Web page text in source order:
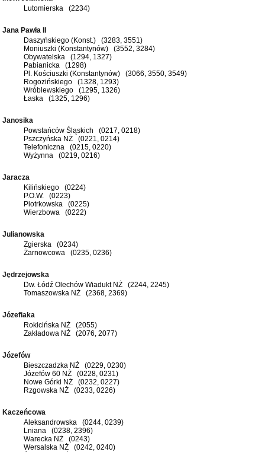
Lutomierska (2234)
Jana Pawła II
Daszyńskiego (Konst.) (3283, 3551)
Moniuszki (Konstantynów) (3552, 3284)
Obywatelska (1294, 1327)
Pabianicka (1298)
Pl. Kościuszki (Konstantynów) (3066, 3550, 3549)
Rogozińskiego (1328, 1293)
Wróblewskiego (1295, 1326)
Łaska (1325, 1296)
Janosika
Powstańców Śląskich (0217, 0218)
Pszczyńska NŻ (0221, 0214)
Telefoniczna (0215, 0220)
Wyżynna (0219, 0216)
Jaracza
Kilińskiego (0224)
P.O.W. (0223)
Piotrkowska (0225)
Wierzbowa (0222)
Julianowska
Zgierska (0234)
Żarnowcowa (0235, 0236)
Jędrzejowska
Dw. Łódź Olechów Wiadukt NŻ (2244, 2245)
Tomaszowska NŻ (2368, 2369)
Józefiaka
Rokicińska NŻ (2055)
Zakładowa NŻ (2076, 2077)
Józefów
Bieszczadzka NŻ (0229, 0230)
Józefów 60 NŻ (0228, 0231)
Nowe Górki NŻ (0232, 0227)
Rzgowska NŻ (0233, 0226)
Kaczeńcowa
Aleksandrowska (0244, 0239)
Lniana (0238, 2396)
Warecka NŻ (0243)
Wersalska NŻ (0242, 0240)